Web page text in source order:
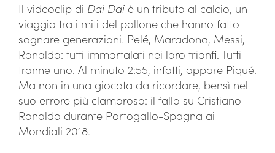
Il videoclip di Dai Dai è un tributo al calcio, un
viaggio tra i miti del pallone che hanno fatto
sognare generazioni. Pelé, Maradona, Messi,
Ronaldo: tutti immortalati nei loro trionfi. Tutti
tranne uno. Al minuto 2:55, infatti, appare Piqué.
Ma non in una giocata da ricordare, bensì nel
suo errore più clamoroso: il fallo su Cristiano
Ronaldo durante Portogallo-Spagna ai
Mondiali 2018.